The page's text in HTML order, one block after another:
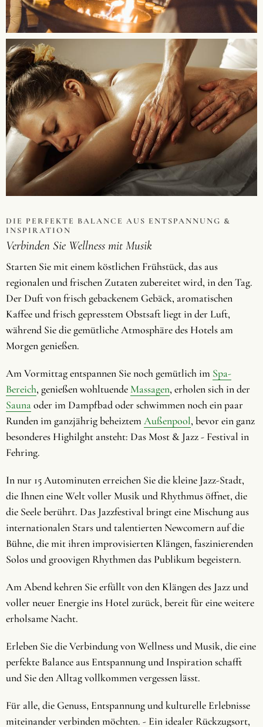
DIE PERFEKTE BALANCE AUS ENTSPANNUNG &
INSPIRATION
Verbinden Sie Wellness mit Musik
Starten Sie mit einem köstlichen Frühstück, das aus
regionalen und frischen Zutaten zubereitet wird, in den Tag.
Der Duft von frisch gebackenem Gebäck, aromatischen
Kaffee und frisch gepresstem Obstsaft liegt in der Luft,
während Sie die gemütliche Atmosphäre des Hotels am
Morgen genießen.
Am Vormittag entspannen Sie noch gemütlich im Spa-
Bereich, genießen wohltuende Massagen, erholen sich in der
Saunaoder im Dampfbad oder schwimmen noch ein paar
Runden im ganzjährig beheiztemAußenpool, bevor ein ganz
besonderes Highilght ansteht: Das Most & Jazz - Festival in
Fehring.
In nur 15 Autominuten erreichen Sie die kleine Jazz-Stadt,
die Ihnen eine Welt voller Musik und Rhythmus öffnet, die
die Seele berührt. Das Jazzfestival bringt eine Mischung aus
internationalen Stars und talentierten Newcomern auf die
Bühne, die mit ihren improvisierten Klängen, faszinierenden
Solos und groovigen Rhythmen das Publikum begeistern.
Am Abend kehren Sie erfüllt von den Klängen des Jazz und
voller neuer Energie ins Hotel zurück, bereit für eine weitere
erholsame Nacht.
Erleben Sie die Verbindung von Wellness und Musik, die eine
perfekte Balance aus Entspannung und Inspiration schafft
und Sie den Alltag vollkommen vergessen lässt.
Für alle, die Genuss, Entspannung und kulturelle Erlebnisse
miteinander verbinden möchten. - Ein idealer Rückzugsort,